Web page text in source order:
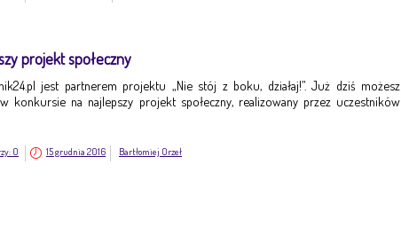
projekt społeczny
jest partnerem projektu „Nie stój z boku, działaj!”. Już dziś możesz
w konkursie na najlepszy projekt społeczny, realizowany przez uczestników
0 15 grudnia 2016 Bartłomiej Orzeł